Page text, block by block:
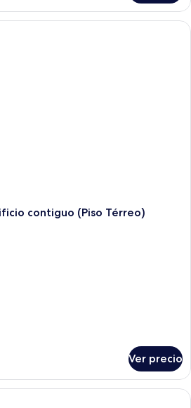
contiguo (Piso Térreo)
Ver precio